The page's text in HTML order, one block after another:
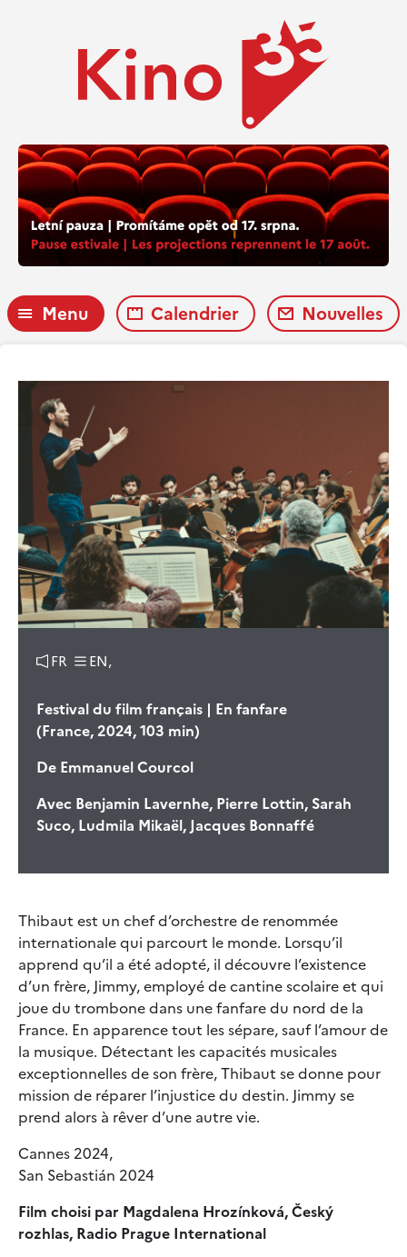
Menu Calendrier Nouvelles
FR EN,
Festival du film français | En fanfare
(France, 2024, 103 min)
De Emmanuel Courcol
Avec Benjamin Lavernhe, Pierre Lottin, Sarah
Suco, Ludmila Mikaël, Jacques Bonnaffé
Thibaut est un chef d’orchestre de renommée
internationale qui parcourt le monde. Lorsqu’il
apprend qu’il a été adopté, il découvre l’existence
d’un frère, Jimmy, employé de cantine scolaire et qui
joue du trombone dans une fanfare du nord de la
France. En apparence tout les sépare, sauf l’amour de
la musique. Détectant les capacités musicales
exceptionnelles de son frère, Thibaut se donne pour
mission de réparer l’injustice du destin. Jimmy se
prend alors à rêver d’une autre vie.
Cannes 2024,
San Sebastián 2024
Film choisi par Magdalena Hrozínková, Český
rozhlas, Radio Prague International